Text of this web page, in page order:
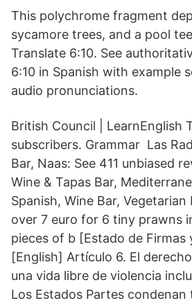
This polychrome fragment
sycamore trees, and a pool
Translate 6:10. See
6:10 in Spanish with example
audio pronunciations.
British Council | LearnEnglish
subscribers. Grammar Las
Bar, Naas: See 411 unbiased
Wine & Tapas Bar,
Spanish, Wine Bar,
over 7 euro for 6 tiny prawns
pieces of b [Estado de Firmas
[English] Artículo 6. El
una vida libre de violencia
Los Estados Partes